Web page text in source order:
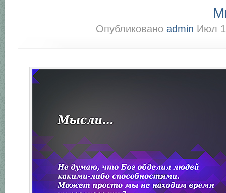
Опубликовано admin Июл